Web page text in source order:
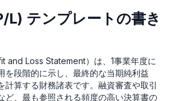
L) テンプレートの書き
and Loss Statement）は、1事業年度に
を段階的に示し、最終的な当期純利益
計算する財務諸表です。融資審査や取引
ど、最も参照される頻度の高い決算書の